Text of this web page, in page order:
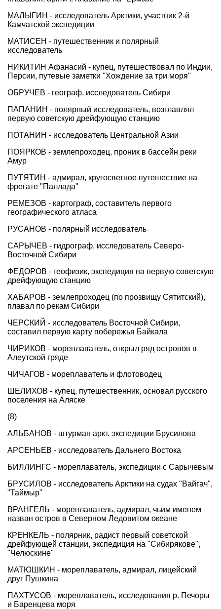
МАЛЫГИН - исследователь Арктики, участник 2-й
Камчатской экспедиции
МАТИСЕН - путешественник и полярный
исследователь
НИКИТИН Афанасий - купец, путешествовал по Индии,
Персии, путевые заметки "Хождение за три моря"
ОБРУЧЕВ - географ, исследователь Сибири
ПАПАНИН - полярный исследователь, возглавлял
первую советскую дрейфующую станцию
ПОТАНИН - исследователь Центральной Азии
ПОЯРКОВ - землепроходец, проник в бассейн реки
Амур
ПУТЯТИН - адмирал, кругосветное путешествие на
фрегате "Паллада"
РЕМЕЗОВ - картограф, составитель первого
географического атласа
РУСАНОВ - полярный исследователь
САРЫЧЕВ - гидрограф, исследователь Северо-
Восточной Сибири
ФЕДОРОВ - геофизик, экспедиция на первую советскую
дрейфующую станцию
ХАБАРОВ - землепроходец (по прозвищу Сятитский),
плавал по рекам Сибири
ЧЕРСКИЙ - исследователь Восточной Сибири,
составил первую карту побережья Байкала
ЧИРИКОВ - мореплаватель, открыл ряд островов в
Алеутской гряде
ЧИЧАГОВ - мореплаватель и флотоводец
ШЕЛИХОВ - купец, путешественник, основал русского
поселения на Аляске
(8)
АЛЬБАНОВ - штурман аркт. экспедиции Брусилова
АРСЕНЬЕВ - исследователь Дальнего Востока
БИЛЛИНГС - мореплаватель, экспедиции с Сарычевым
БРУСИЛОВ - исследователь Арктики на судах "Вайгач",
"Таймыр"
ВРАНГЕЛЬ - мореплаватель, адмирал, чьим именем
назван остров в Северном Ледовитом океане
КРЕНКЕЛЬ - полярник, радист первый советской
дрейфующей станции, экспедиция на "Сибирякове",
"Челюскине"
МАТЮШКИН - мореплаватель, адмирал, лицейский
друг Пушкина
ПАХТУСОВ - мореплаватель, исследования р. Печоры
и Баренцева моря